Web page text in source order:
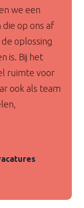
we een
op ons af
oplossing
is. Bij het
ruimte voor
ook als team